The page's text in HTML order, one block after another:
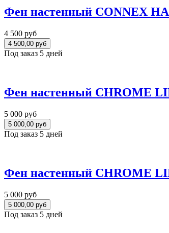
Фен настенный CONNEX
4 500 руб
Под заказ 5 дней
Фен настенный CHROME
5 000 руб
Под заказ 5 дней
Фен настенный CHROME
5 000 руб
Под заказ 5 дней